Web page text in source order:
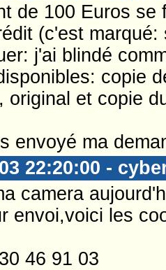
de 100 Euros
(c'est
j'ai blindé
copie
original et copie
envoyé ma
22:20:00 -
camera
envoi,voici les
46 91 03